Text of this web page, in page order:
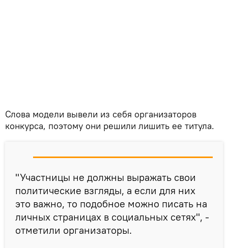
Слова модели вывели из себя организаторов
конкурса, поэтому они решили лишить ее титула.
"Участницы не должны выражать свои
политические взгляды, а если для них
это важно, то подобное можно писать на
личных страницах в социальных сетях", -
отметили организаторы.